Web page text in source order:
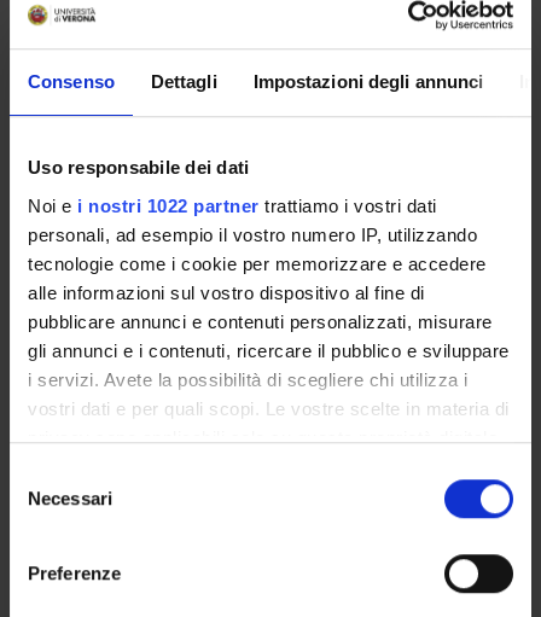
Consenso Dettagli Impostazioni degli annunci
Uso responsabile dei dati
Noi e i nostri 1022 partner trattiamo i vostri dati
personali, ad esempio il vostro numero IP, utilizzando
tecnologie come i cookie per memorizzare e accedere
alle informazioni sul vostro dispositivo al fine di
pubblicare annunci e contenuti personalizzati, misurare
gli annunci e i contenuti, ricercare il pubblico e sviluppare
i servizi. Avete la possibilità di scegliere chi utilizza i
vostri dati e per quali scopi. Le vostre scelte in materia di
privacy sono applicabili solo su questa proprietà digitale
modificare o revocare il proprio consenso in qualsiasi
momento dalla Dichiarazione sui cookie o facendo clic
delNecessari
Preferenze
PROJECTS
ASSIGNMENTS
ORGANISATION
GOVERNANCE